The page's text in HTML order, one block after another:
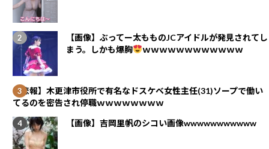
【画像】ぶってー太もものJCアイドルが発見されてし
まう。しかも爆胸
ｗｗｗｗｗｗｗｗｗｗｗｗ
【悲報】木更津市役所で有名なドスケベ女性主任(31)ソープで働い
てるのを密告され停職ｗｗｗｗｗｗｗｗ
【画像】吉岡里帆のシコい画像wwwwwwwwwww